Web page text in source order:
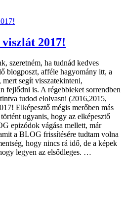
2017!
szeretném, ha tudnád kedves
blogposzt, afféle hagyomány itt, a
segít visszatekinteni,
fejlődni is. A régebbieket sorrendben
tudod elolvasni (2016,2015,
Elképesztő mégis merőben más
ugyanis, hogy az elképesztő
epizódok vágása mellett, már
a BLOG frissítésére tudtam volna
hogy nincs rá idő, de a képek
legyen az elsődleges. …